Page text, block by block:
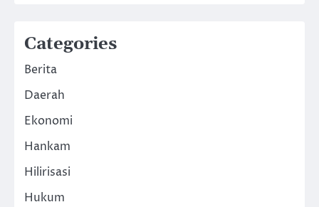
Categories
Berita
Daerah
Ekonomi
Hankam
Hilirisasi
Hukum